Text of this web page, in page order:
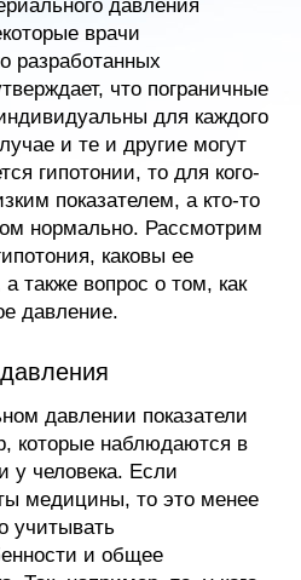
давления
врачи
разработанных
что пограничные
для каждого
и те и другие могут
гипотонии, то для кого-
показателем, а кто-то
нормально. Рассмотрим
каковы ее
также вопрос о том, как
давление.
давлении показатели
которые наблюдаются в
у человека. Если
медицины, то это менее
учитывать
и общее